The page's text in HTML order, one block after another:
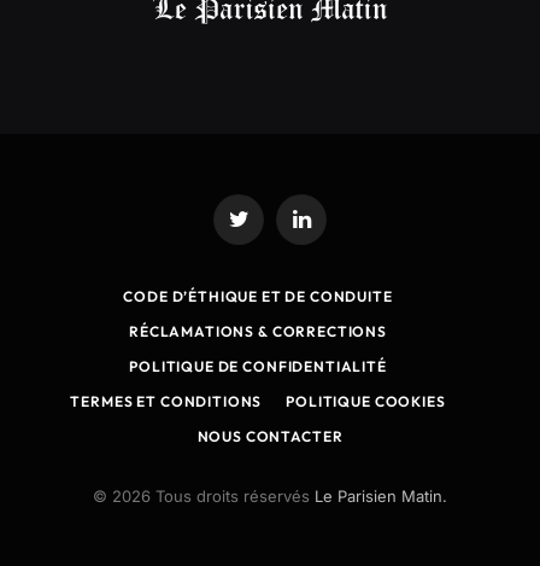
Twitter LinkedIn
CODE D’ÉTHIQUE ET DE CONDUITE
RÉCLAMATIONS & CORRECTIONS
POLITIQUE DE CONFIDENTIALITÉ
TERMES ET CONDITIONS
POLITIQUE COOKIES
NOUS CONTACTER
© 2026 Tous droits réservés Le Parisien Matin.